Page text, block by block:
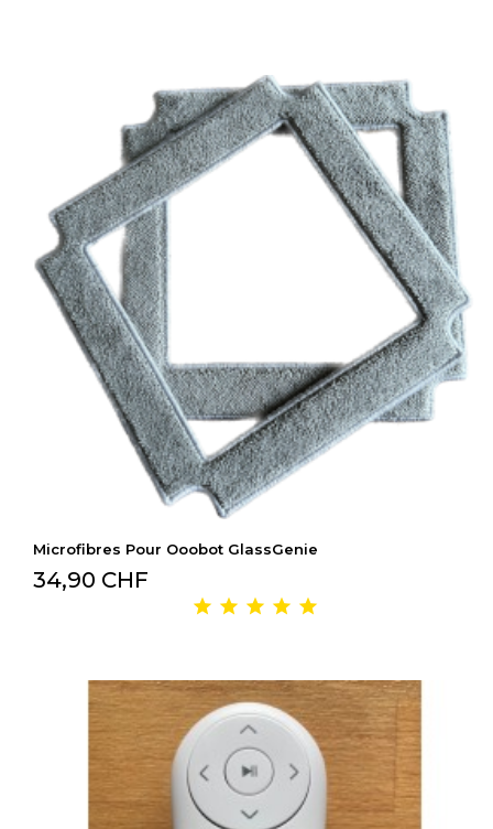
Microfibres Pour Ooobot GlassGenie
34,90 CHF